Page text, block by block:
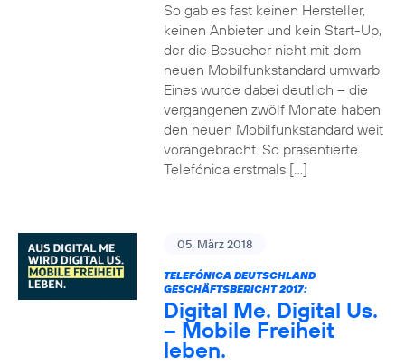
So gab es fast keinen Hersteller,
keinen Anbieter und kein Start-Up,
der die Besucher nicht mit dem
neuen Mobilfunkstandard umwarb.
Eines wurde dabei deutlich – die
vergangenen zwölf Monate haben
den neuen Mobilfunkstandard weit
vorangebracht. So präsentierte
Telefónica erstmals […]
05. März 2018
TELEFÓNICA DEUTSCHLAND
GESCHÄFTSBERICHT 2017:
Digital Me. Digital Us.
– Mobile Freiheit
leben.